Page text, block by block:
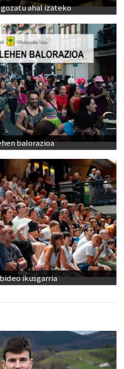
ahal izateko
balorazioa
ikusgarria